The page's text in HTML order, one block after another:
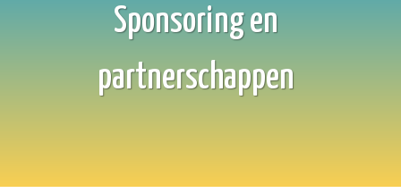
Sponsoring en
partnerschappen